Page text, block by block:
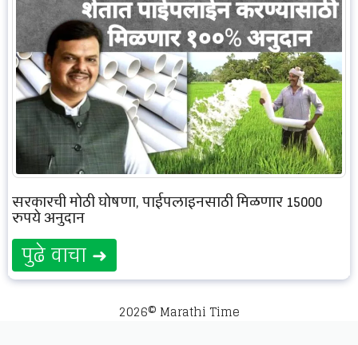
सरकारची मोठी घोषणा, पाईपलाइनसाठी मिळणार 15000
रुपये अनुदान
पुढे वाचा ➜
2026© Marathi Time